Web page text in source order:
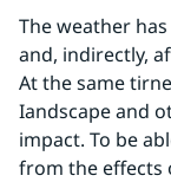
The weather
and, indirectly,
At the same
Iandscape and
impact. To be
from the effects